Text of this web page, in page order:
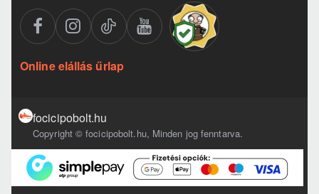
Online elállás űrlap
focicipobolt.hu
Copyright © focicipobolt.hu, Minden jog fenntarva.